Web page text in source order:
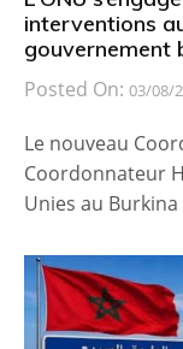
interventions
gouvernement
Posted On: 03/08/
Le nouveau
Coordonnateur
Unies au Burkina